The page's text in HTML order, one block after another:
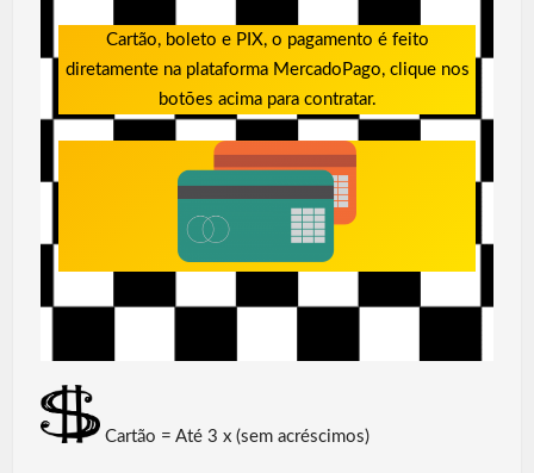
Cartão, boleto e PIX, o pagamento é feito
diretamente na plataforma MercadoPago, clique nos
botões acima para contratar.
Cartão = Até 3 x (sem acréscimos)